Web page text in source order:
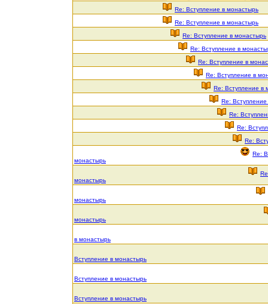
Re: Вступление в монастырь
Re: Вступление в монастырь
Re: Вступление в монастырь
Re: Вступление в
Re: Вступление в
Re: Вступление в
Re: Вступление в
Re:
Re:
Re:
Re:
Re:
монастырь
монастырь
монастырь
монастырь
в монастырь
Вступление в монастырь
Вступление в монастырь
Вступление в монастырь